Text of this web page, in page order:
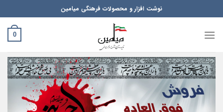
to
content
نوشت افزار و محصولات فرهنگی میامین
0